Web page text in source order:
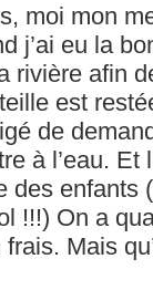
moi mon
j’ai eu la
rivière afin
est
de
à l’eau. Et
des enfants
!!!) On a
Mais